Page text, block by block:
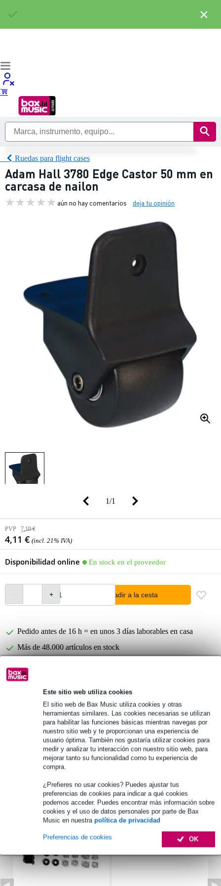
Este sitio web utiliza cookies
El sitio web de Bax Music utiliza cookies y otras
herramientas similares. Las cookies necesarias se utilizan
para habilitar las funciones básicas mientras navegas por
nuestro sitio web y te proporcionan una experiencia de
usuario óptima. También nos gustaría utilizar cookies para
medir y analizar tu interacción con nuestro sitio web, para
mejorar tanto su funcionalidad como tu experiencia de
compra.
¿Prefieres no usar cookies? Puedes ajustar tus
preferencias de cookies para indicar a qué cookies
podemos acceder. Puedes encontrar más información sobre
cookies y el uso de datos personales por parte de Bax
Music en nuestra política de privacidad
OK
Preferencias de cookies
Ruedas para flight cases
Adam Hall 3780 Edge Castor 50 mm en
carcasa de nailon
aún no hay comentarios deja tu opinión
1/1
PVP 7,10 €
4,11 € (incl. 21% IVA)
Disponibilidad online En stock en el proveedor
añadir a la cesta
Pedido antes de 16 h = en unos 3 días laborables en casa
Más de 48.000 artículos en stock
número de piezas: 2 ruedas por juego
tipo de producto: rueda
tipo: rueda para bordes
Especificaciones completas
Accesorios (7)
×